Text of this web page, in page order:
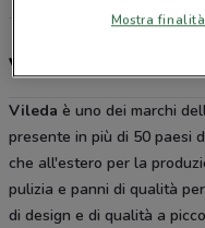
Vileda, offerte e
Vileda è uno dei marchi
presente in più di 50 paesi
che all'estero per la
pulizia e panni di qualità
di design e di qualità a
Mostra finalità